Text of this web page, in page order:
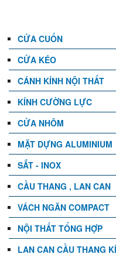
CỬA CUỐN
CỬA KÉO
CÁNH KÍNH NỘI THẤT
KÍNH CƯỜNG LỰC
CỬA NHÔM
MẶT DỰNG ALUMINIUM
SẮT - INOX
CẦU THANG , LAN CAN
VÁCH NGĂN COMPACT
NỘI THẤT TỔNG HỢP
LAN CAN CẦU THANG